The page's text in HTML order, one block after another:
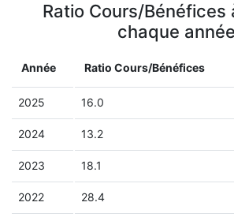
Ratio Cours/Bénéfices
chaque année
Année Ratio Cours/Bénéfices
2025 16.0
2024 13.2
2023 18.1
2022 28.4